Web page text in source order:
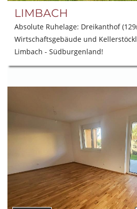
LIMBACH
Absolute Ruhelage: Dreikanthof
Wirtschaftsgebäude und
Limbach - Südburgenland!